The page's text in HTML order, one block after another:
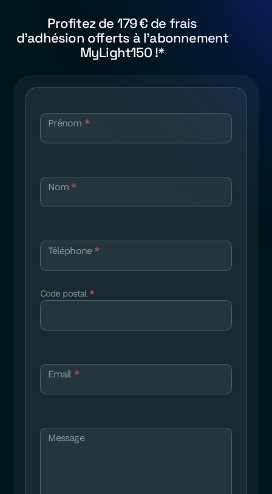
Profitez de 179 € de frais
d’adhésion offerts à l’abonnement
MyLight150 !*
batterie
offert
Prénom *
Nom*
Téléphone*
Code postal*
Email *
Message